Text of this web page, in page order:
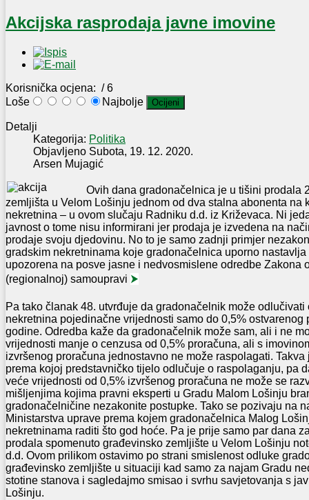
Akcijska rasprodaja javne imovine
Korisnička ocjena: / 6
Loše
Najbolje
Detalji
Kategorija: Politika
Objavljeno Subota, 19. 12. 2020.
Arsen Mujagić
Ovih dana gradonačelnica je u tišini prodala
zemljišta u Velom Lošinju jednom od dva stalna abonenta na
nekretnina – u ovom slučaju Radniku d.d. iz Križevaca. Ni
javnost o tome nisu informirani jer prodaja je izvedena na
prodaje svoju djedovinu. No to je samo zadnji primjer
gradskim nekretninama koje gradonačelnica uporno
upozorena na posve jasne i nedvosmislene odredbe Zakona
(regionalnoj) samoupravi ⮞
Pa tako članak 48. utvrđuje da gradonačelnik može
nekretnina pojedinačne vrijednosti samo do 0,5% ostvarenog
godine. Odredba kaže da gradonačelnik može sam, ali i ne
vrijednosti manje o cenzusa od 0,5% proračuna, ali s
izvršenog proračuna jednostavno ne može raspolagati.
prema kojoj predstavničko tijelo odlučuje o raspolaganju, pa
veće vrijednosti od 0,5% izvršenog proračuna ne može se
mišljenjima kojima pravni eksperti u Gradu Malom Lošinju
gradonačelničine nezakonite postupke. Tako se pozivaju na
Ministarstva uprave prema kojem gradonačelnica Malog
nekretninama raditi što god hoće. Pa je prije samo par dana
prodala spomenuto građevinsko zemljište u Velom Lošinju
d.d. Ovom prilikom ostavimo po strani smislenost odluke
građevinsko zemljište u situaciji kad samo za najam Gradu
stotine stanova i sagledajmo smisao i svrhu savjetovanja s
Lošinju.